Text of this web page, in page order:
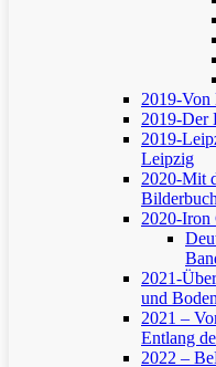
2019-Von
2019-Der
2019-
Leipzig
2020-Mit
Bilderbuch
2020-Iron
2021-
und
2021 –
Entlang
2022 –